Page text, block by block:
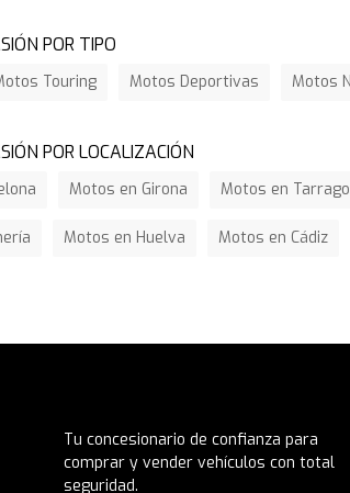
POR TIPO
Touring Motos Deportivas Motos
POR LOCALIZACIÓN
Motos en Girona Motos en
Motos en Huelva Motos en Cádiz
Tu concesionario de confianza para
comprar y vender vehículos con total
seguridad.